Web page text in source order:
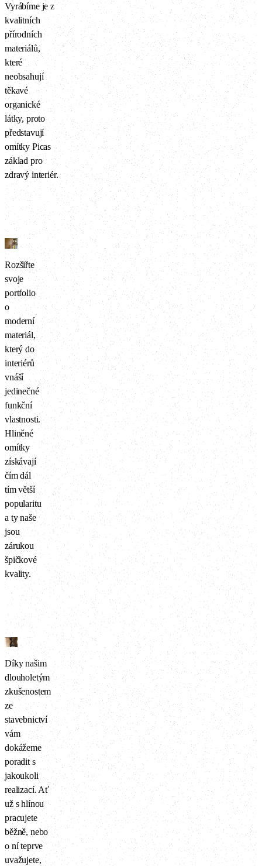
Vyrábíme je z
kvalitních
přírodních
materiálů,
které
neobsahují
těkavé
organické
látky, proto
představují
omítky Picas
základ pro
zdravý interiér.
Rozšiřte
svoje
portfolio
o
moderní
materiál,
který do
interiérů
vnáší
jedinečné
funkční
vlastnosti.
Hliněné
omítky
získávají
čím dál
tím větší
popularitu
a ty naše
jsou
zárukou
špičkové
kvality.
Díky našim
dlouholetým
zkušenostem
ze
stavebnictví
vám
dokážeme
poradit s
jakoukoli
realizací. Ať
už s hlínou
pracujete
běžně, nebo
o ní teprve
uvažujete,